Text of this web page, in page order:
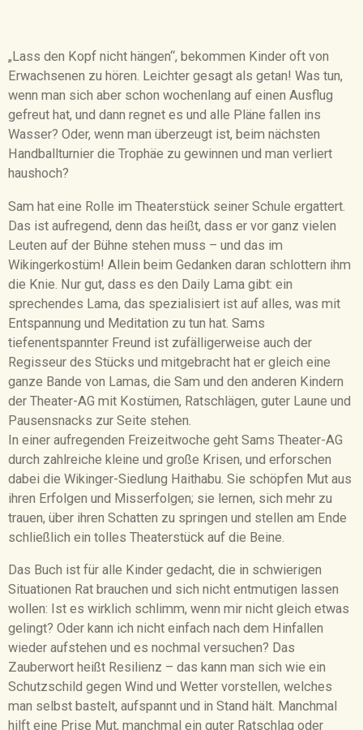
„Lass den Kopf nicht hängen“, bekommen Kinder oft von
Erwachsenen zu hören. Leichter gesagt als getan! Was tun,
wenn man sich aber schon wochenlang auf einen Ausflug
gefreut hat, und dann regnet es und alle Pläne fallen ins
Wasser? Oder, wenn man überzeugt ist, beim nächsten
Handballturnier die Trophäe zu gewinnen und man verliert
haushoch?
Sam hat eine Rolle im Theaterstück seiner Schule ergattert.
Das ist aufregend, denn das heißt, dass er vor ganz vielen
Leuten auf der Bühne stehen muss – und das im
Wikingerkostüm! Allein beim Gedanken daran schlottern ihm
die Knie. Nur gut, dass es den Daily Lama gibt: ein
sprechendes Lama, das spezialisiert ist auf alles, was mit
Entspannung und Meditation zu tun hat. Sams
tiefenentspannter Freund ist zufälligerweise auch der
Regisseur des Stücks und mitgebracht hat er gleich eine
ganze Bande von Lamas, die Sam und den anderen Kindern
der Theater-AG mit Kostümen, Ratschlägen, guter Laune und
Pausensnacks zur Seite stehen.
In einer aufregenden Freizeitwoche geht Sams Theater-AG
durch zahlreiche kleine und große Krisen, und erforschen
dabei die Wikinger-Siedlung Haithabu. Sie schöpfen Mut aus
ihren Erfolgen und Misserfolgen; sie lernen, sich mehr zu
trauen, über ihren Schatten zu springen und stellen am Ende
schließlich ein tolles Theaterstück auf die Beine.
Das Buch ist für alle Kinder gedacht, die in schwierigen
Situationen Rat brauchen und sich nicht entmutigen lassen
wollen: Ist es wirklich schlimm, wenn mir nicht gleich etwas
gelingt? Oder kann ich nicht einfach nach dem Hinfallen
wieder aufstehen und es nochmal versuchen? Das
Zauberwort heißt Resilienz – das kann man sich wie ein
Schutzschild gegen Wind und Wetter vorstellen, welches
man selbst bastelt, aufspannt und in Stand hält. Manchmal
hilft eine Prise Mut, manchmal ein guter Ratschlag oder